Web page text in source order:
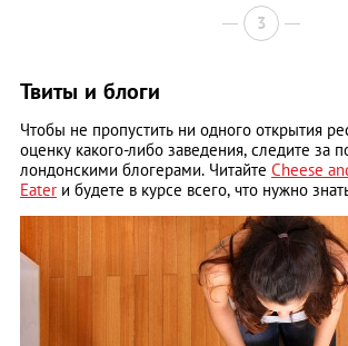
3
Твиты и блоги
Чтобы не пропустить ни одного открытия
оценку какого-либо заведения, следите за
лондонскими блогерами. Читайте Cheese
Eater и будете в курсе всего, что нужно